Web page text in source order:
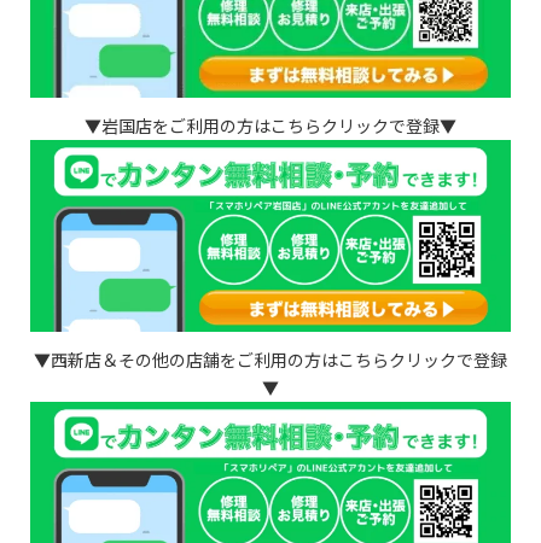
▼岩国店をご利用の方はこちらクリックで登録▼
▼西新店＆その他の店舗をご利用の方はこちらクリックで登録
▼